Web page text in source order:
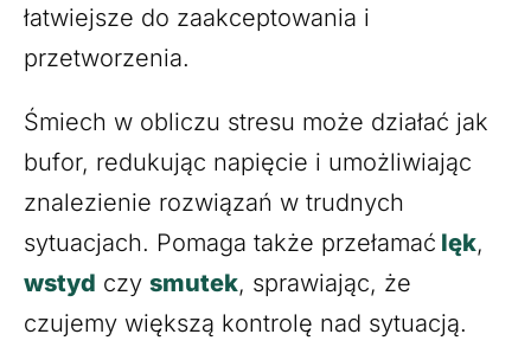
łatwiejsze do zaakceptowania i
przetworzenia.
Śmiech w obliczu stresu może działać jak
bufor, redukując napięcie i umożliwiając
znalezienie rozwiązań w trudnych
sytuacjach. Pomaga także przełamać lęk,
wstyd czy smutek, sprawiając, że
czujemy większą kontrolę nad sytuacją.